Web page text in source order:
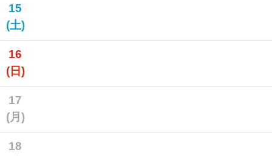
15
(土)
16
(日)
17
(月)
18